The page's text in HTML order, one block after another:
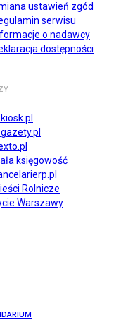
ustawień zgód
serwisu
o nadawcy
dostępności
gazety.pl
księgowość
Rolnicze
Warszawy